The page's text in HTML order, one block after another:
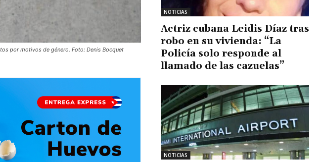
por motivos de género. Foto: Denis Bocquet
NOTICIAS
Actriz cubana Leidis Díaz tras
robo en su vivienda: “La
Policía solo responde al
llamado de las cazuelas”
NOTICIAS